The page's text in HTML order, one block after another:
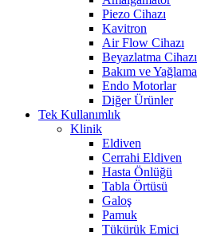
Piezo Cihazı
Kavitron
Air Flow Cihazı
Beyazlatma Cihazı
Bakım ve Yağlama
Endo Motorlar
Diğer Ürünler
Tek Kullanımlık
Klinik
Eldiven
Cerrahi Eldiven
Hasta Önlüğü
Tabla Örtüsü
Galoş
Pamuk
Tükürük Emici